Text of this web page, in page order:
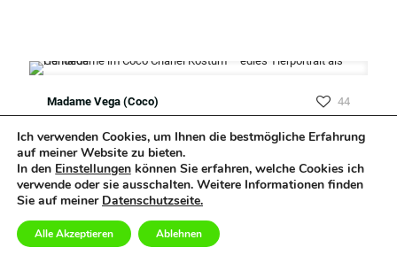
Madame Vega (Coco) 44
Ich verwenden Cookies, um Ihnen die bestmögliche Erfahrung
auf meiner Website zu bieten.
In den Einstellungen können Sie erfahren, welche Cookies ich
verwende oder sie ausschalten. Weitere Informationen finden
Sie auf meiner Datenschutzseite.
Alle Akzeptieren Ablehnen